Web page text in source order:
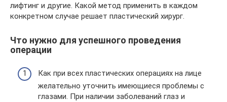
лифтинг и другие. Какой метод применить в каждом
конкретном случае решает пластический хирург.
Что нужно для успешного проведения
операции
Как при всех пластических операциях на лице
желательно уточнить имеющиеся проблемы с
глазами. При наличии заболеваний глаз и